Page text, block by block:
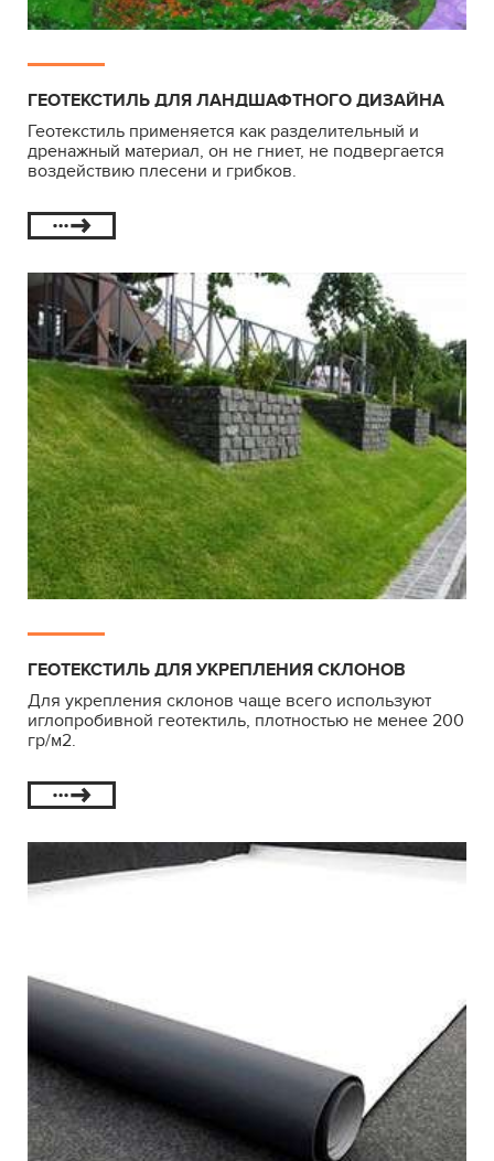
ГЕОТЕКСТИЛЬ ДЛЯ ЛАНДШАФТНОГО ДИЗАЙНА
Геотекстиль применяется как разделительный и
дренажный материал, он не гниет, не подвергается
воздействию плесени и грибков.
ГЕОТЕКСТИЛЬ ДЛЯ УКРЕПЛЕНИЯ СКЛОНОВ
Для укрепления склонов чаще всего используют
иглопробивной геотектиль, плотностью не менее 200
гр/м2.